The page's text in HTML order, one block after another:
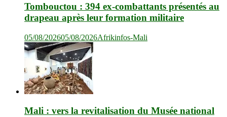
Tombouctou : 394 ex-combattants présentés au
drapeau après leur formation militaire
05/08/202605/08/2026Afrikinfos-Mali
Mali : vers la revitalisation du Musée national